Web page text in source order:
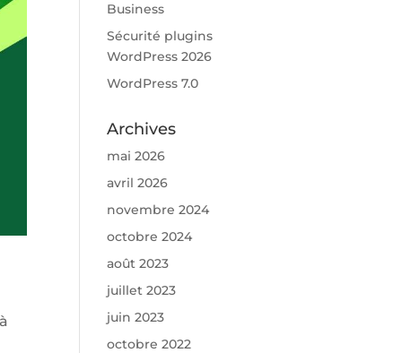
Business
Sécurité plugins
WordPress 2026
WordPress 7.0
Archives
mai 2026
avril 2026
novembre 2024
octobre 2024
août 2023
juillet 2023
juin 2023
octobre 2022